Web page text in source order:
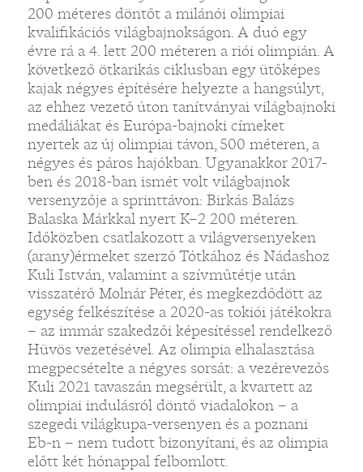
200 méteres döntőt a milánói olimpiai
kvalifikációs világbajnokságon. A duó egy
évre rá a 4. lett 200 méteren a riói olimpián. A
következő ötkarikás ciklusban egy ütőképes
kajak négyes építésére helyezte a hangsúlyt,
az ehhez vezető úton tanítványai világbajnoki
medáliákat és Európa-bajnoki címeket
nyertek az új olimpiai távon, 500 méteren, a
négyes és páros hajókban. Ugyanakkor 2017-
ben és 2018-ban ismét volt világbajnok
versenyzője a sprinttávon: Birkás Balázs
Balaska Márkkal nyert K–2 200 méteren.
Időközben csatlakozott a világversenyeken
(arany)érmeket szerző Tótkához és Nádashoz
Kuli István, valamint a szívműtétje után
visszatérő Molnár Péter, és megkezdődött az
egység felkészítése a 2020-as tokiói játékokra
– az immár szakedzői képesítéssel rendelkező
Hüvös vezetésével. Az olimpia elhalasztása
megpecsételte a négyes sorsát: a vezérevezős
Kuli 2021 tavaszán megsérült, a kvartett az
olimpiai indulásról döntő viadalokon – a
szegedi világkupa-versenyen és a poznani
Eb-n – nem tudott bizonyítani, és az olimpia
előtt két hónappal felbomlott.